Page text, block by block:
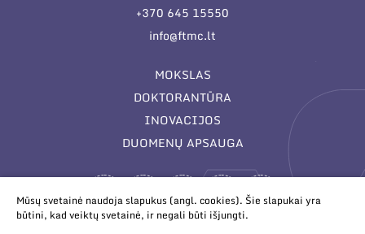
+370 645 15550
info@ftmc.lt
MOKSLAS
DOKTORANTŪRA
INOVACIJOS
DUOMENŲ APSAUGA
Mūsų svetainė naudoja slapukus (angl. cookies). Šie slapukai yra
būtini, kad veiktų svetainė, ir negali būti išjungti.